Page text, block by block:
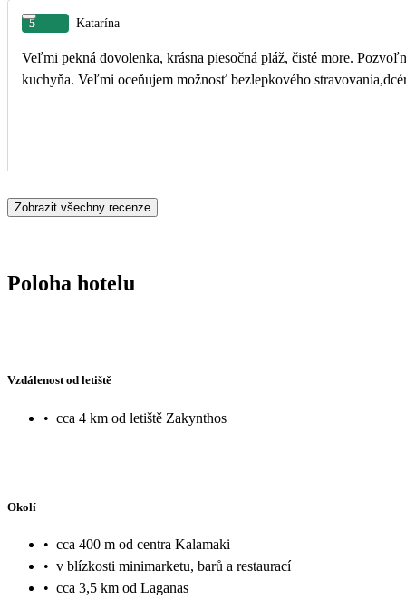
5 Katarína
Veľmi pekná dovolenka, krásna piesočná pláž, čisté more. Pozvoľný
kuchyňa. Veľmi oceňujem možnosť bezlepkového
Zobrazit všechny recenze
Poloha hotelu
Vzdálenost od letiště
• cca 4 km od letiště Zakynthos
Okolí
• cca 400 m od centra Kalamaki
• v blízkosti minimarketu, barů a restaurací
• cca 3,5 km od Laganas